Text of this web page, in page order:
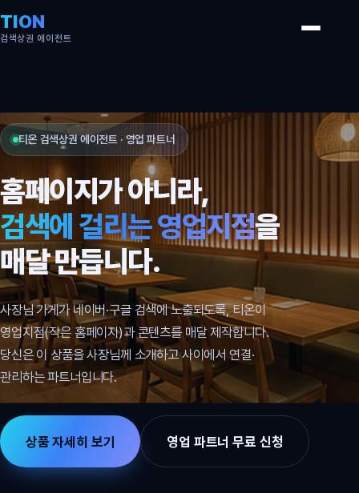
TION
검색상권 에이전트
티온 검색상권 에이전트 · 영업 파트너
홈페이지가 아니라,
검색에 걸리는 영업지점을
매달 만듭니다.
사장님 가게가 네이버·구글 검색에 노출되도록, 티온이
영업지점(작은 홈페이지)과 콘텐츠를 매달 제작합니다.
당신은 이 상품을 사장님께 소개하고 사이에서 연결·
관리하는 파트너입니다.
상품 자세히 보기 영업 파트너 무료 신청